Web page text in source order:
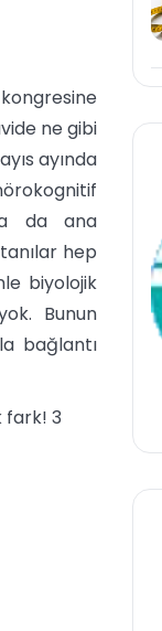
ne gibi
ayında
da ana
hep
biyolojik
Bunun
bağlantı